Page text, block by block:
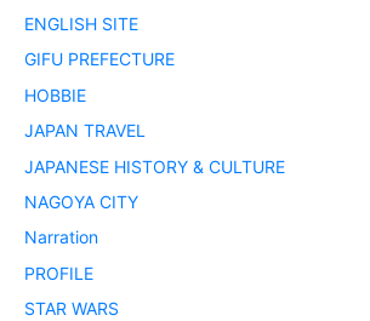
ENGLISH SITE
GIFU PREFECTURE
HOBBIE
JAPAN TRAVEL
JAPANESE HISTORY & CULTURE
NAGOYA CITY
Narration
PROFILE
STAR WARS